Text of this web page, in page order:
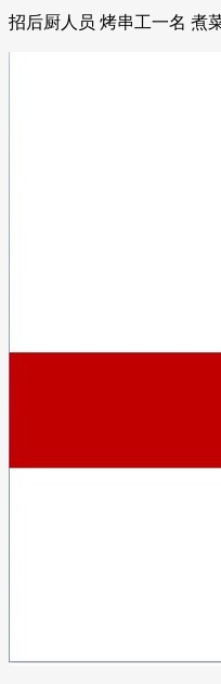
招后厨人员 烤串工一名 煮